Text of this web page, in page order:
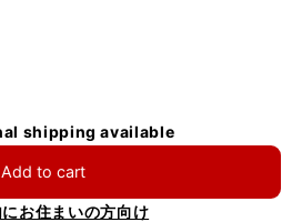
shipping available
Add to cart
にお住まいの方向け